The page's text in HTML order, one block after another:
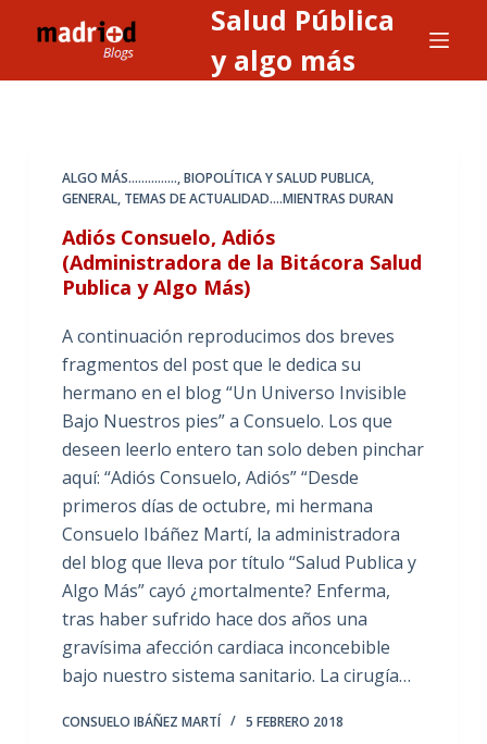
l
Salud Pública
y algo más
ALGO MÁS...............,BIOPOLÍTICA Y SALUD PUBLICA,
GENERAL, TEMAS DE ACTUALIDAD....MIENTRAS DURAN
Adiós Consuelo, Adiós
(Administradora de la Bitácora Salud
Publica y Algo Más)
A continuación reproducimos dos breves
fragmentos del post que le dedica su
hermano en el blog “Un Universo Invisible
Bajo Nuestros pies” a Consuelo. Los que
deseen leerlo entero tan solo deben pinchar
aquí: “Adiós Consuelo, Adiós” “Desde
primeros días de octubre, mi hermana
Consuelo Ibáñez Martí, la administradora
del blog que lleva por título “Salud Publica y
Algo Más” cayó ¿mortalmente? Enferma,
tras haber sufrido hace dos años una
gravísima afección cardiaca inconcebible
bajo nuestro sistema sanitario. La cirugía…
CONSUELO IBÁÑEZ MARTÍ 5 FEBRERO 2018